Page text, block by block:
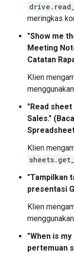
meringkas
"Show me
Meeting
Catatan
Klien
menggunakan
"Read
Sales."
Klien
"Tampilkan
presentasi
Klien
menggunakan
"When is
pertemuan